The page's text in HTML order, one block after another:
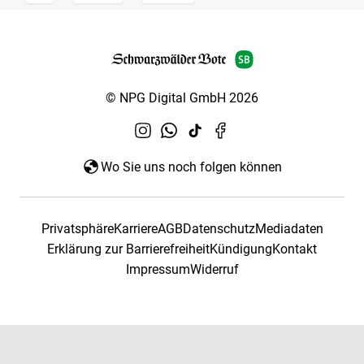
© NPG Digital GmbH 2026
Wo Sie uns noch folgen können
PrivatsphäreKarriereAGBDatenschutzMediadaten
Erklärung zur BarrierefreiheitKündigungKontakt
ImpressumWiderruf